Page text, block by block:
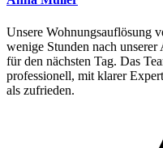
Unsere Wohnungsauflösung
wenige Stunden nach
für den nächsten Tag. Das
professionell, mit klarer
als zufrieden.